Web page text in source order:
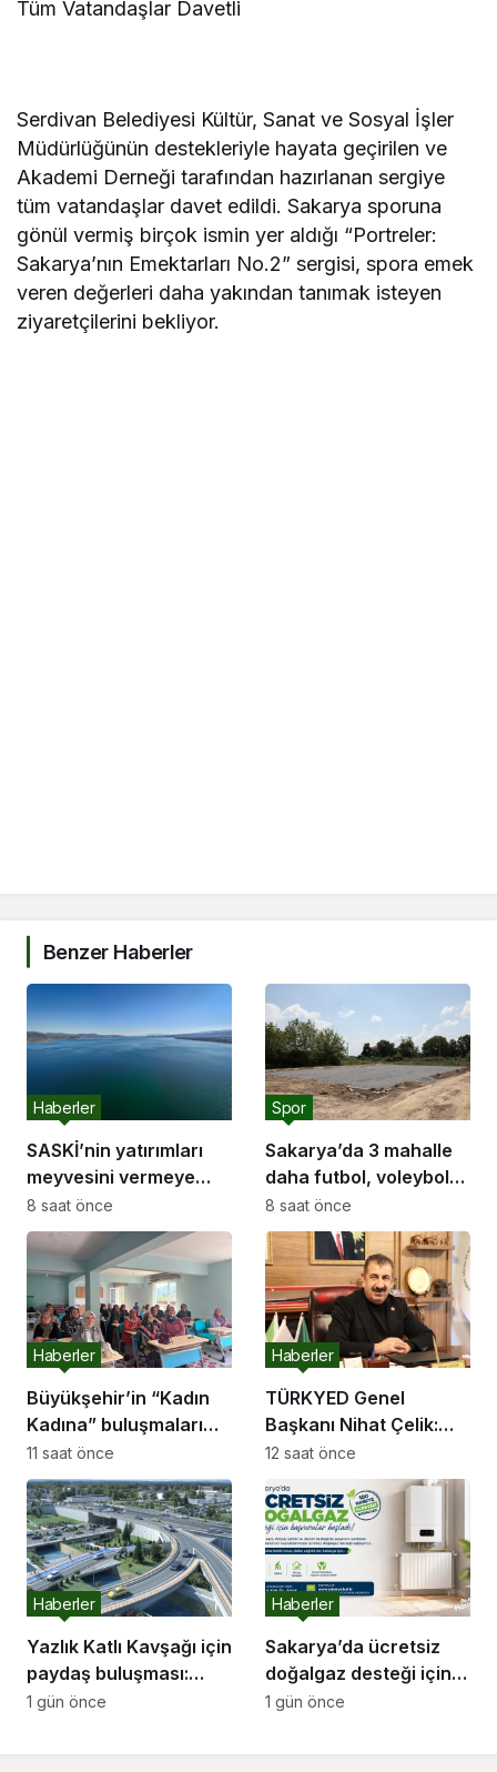
Tüm Vatandaşlar Davetli
Serdivan Belediyesi Kültür, Sanat ve Sosyal İşler
Müdürlüğünün destekleriyle hayata geçirilen ve
Akademi Derneği tarafından hazırlanan sergiye
tüm vatandaşlar davet edildi. Sakarya sporuna
gönül vermiş birçok ismin yer aldığı “Portreler:
Sakarya’nın Emektarları No.2” sergisi, spora emek
veren değerleri daha yakından tanımak isteyen
ziyaretçilerini bekliyor.
Benzer Haberler
SASKİ’nin yatırımları
meyvesini vermeye
başladı:
Haberler
8 saat önce
Sakarya’da 3 mahalle
daha futbol, voleybol
ve basketbol sahasına
kavuşuyor
Spor
8 saat önce
Büyükşehir’in “Kadın
Kadına” buluşmaları
Akyazı’da devam etti
Haberler
11 saat önce
TÜRKYED Genel
Başkanı Nihat Çelik:
“Gençliğine Sahip
Çıkmayan Milletler
Geleceğini İnşa
Edemez”
Haberler
12 saat önce
Yazlık Katlı Kavşağı için
paydaş buluşması:
“İletişim kanallarımız
Haberler
1 gün önce
Sakarya’da ücretsiz
doğalgaz desteği için
başvurular başladı
Haberler
1 gün önce